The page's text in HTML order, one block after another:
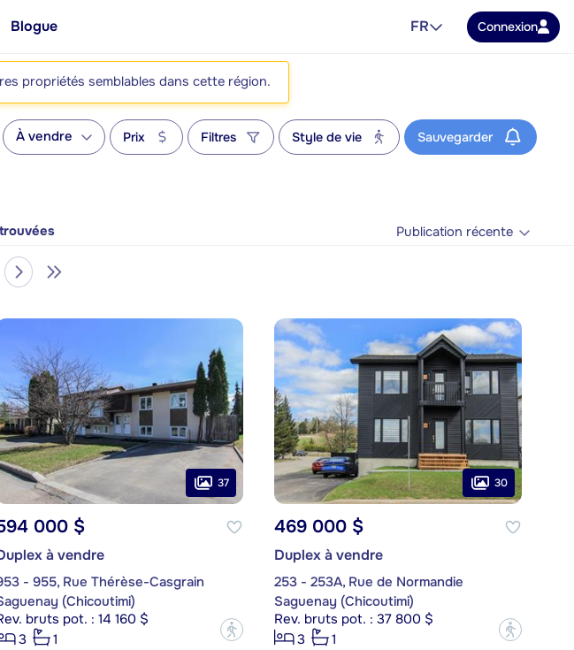
Blogue FR Connexion
propriétés semblables dans cette région.
À vendre Prix Filtres Style de vie Sauvegarder
Publication récente
37
000 $
à vendre
- 955, Rue Thérèse-Casgrain
(Chicoutimi)
bruts pot. : 14 160 $
3
1
?
30
469 000 $
Duplex à vendre
253 - 253A, Rue de Normandie
Saguenay (Chicoutimi)
Rev. bruts pot. : 37 800 $
3
1
?